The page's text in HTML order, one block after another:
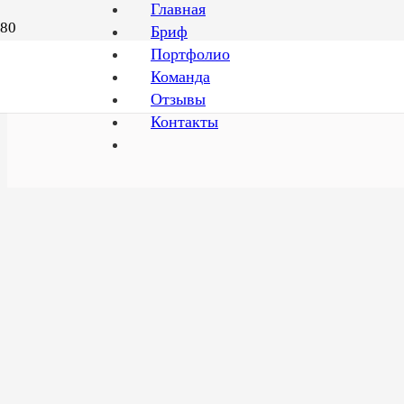
Главная
Бриф
Портфолио
Команда
Отзывы
Контакты
Правовые документы >